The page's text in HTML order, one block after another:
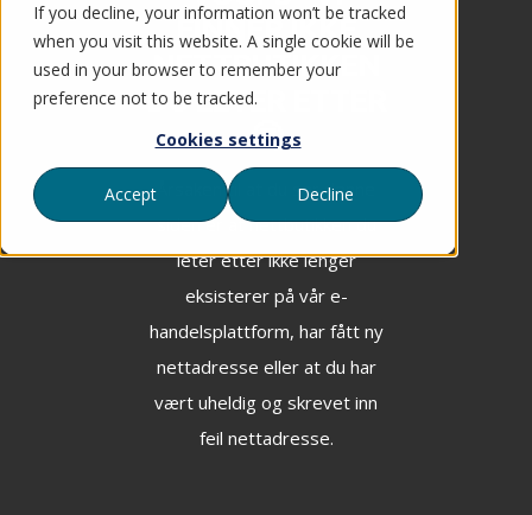
If you decline, your information won’t be tracked
when you visit this website. A single cookie will be
used in your browser to remember your
preference not to be tracked.
Cookies settings
Accept Decline
FINNER IKKE
NETTBUTIKKEN
DU LETER ETTER
🤔
Årsaken til at du ser denne
siden er at nettbutikken du
leter etter ikke lenger
eksisterer på vår e-
handelsplattform, har fått ny
nettadresse eller at du har
vært uheldig og skrevet inn
feil nettadresse.